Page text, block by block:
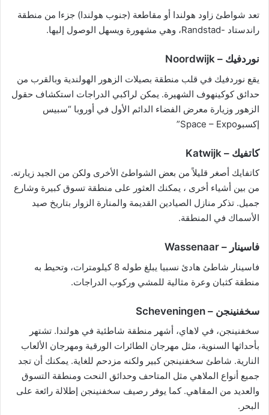
تعد شواطئ زاود هولندا أو مقاطعة (جنوب هولندا) جزءا من منطقة
راندستاد -Randstad، وهي مشهورة ويسهل الوصول إليها.
نوردفيك – Noordwijk
يقع نوردفيك في قلب منطقة بصيلات الزهور الهولندية وبالقرب من
حدائق كوكينهوف الشهيرة. يمكن لراكبي الدراجات استكشاف حقول
الزهور وزيارة معرض الفضاء الدائم الأول في أوروبا “سبيس
إكسبوSpace – Expo”
كاتفيك – Katwijk
كاتفايك أصغر قليلاً من بعض الشواطئ الأخرى ولكن من الجيد زيارته.
من بين أشياء أخرى ، يمكنك العثور على منطقة تسوق كبيرة وشارع
جميل. تذكر منازل الصيادين القديمة والمنارة الزوار بتاريخ صيد
الأسماك في المنطقة.
فاسينار – Wassenaar
فاسينار شاطئ هادئ نسبيا يبلغ طوله 8 كيلومترات، وتحيط به
منطقة كثبان وعرة مثالية للمشي وركوب الدراجات.
سخفنينجن – Scheveningen
سخفنينجن، في لاهاي، أشهر منطقة شاطئية في هولندا. تشتهر
بأحداثها السنوية، مثل مهرجان الطائرات الورقية ومهرجان الألعاب
النارية. شاطئ سخفنينجن كبير ولكنه مزدحم للغاية. يمكنك أن تجد
جميع أنواع الملاهي مثل المتاحف وحدائق النحت ومنطقة التسوق
والعديد من المقاهي. كما يوفر رصيف سخفنينجن إطلالة رائعة على
البحر.